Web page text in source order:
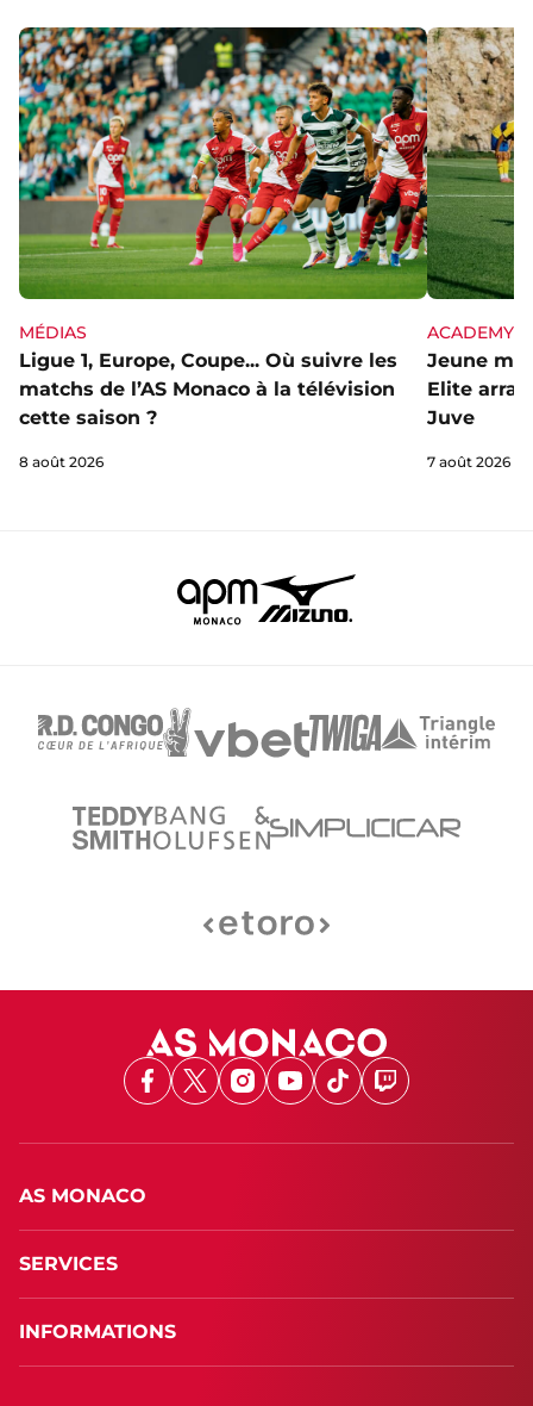
MÉDIAS
Ligue 1, Europe, Coupe... Où suivre les
matchs de l’AS Monaco à la télévision
cette saison ?
8 août 2026
ACADEMY
Jeune
Elite
Juve
7 août 2026
Facebook
X Instagram
Youtube
TikTokTwitch
AS MONACO
SERVICES
INFORMATIONS